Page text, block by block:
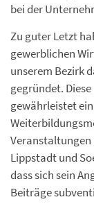
bei der
Zu guter Letzt
gewerblichen
unserem Bezirk
gegründet.
gewährleistet
Veranstaltungen
Lippstadt und
dass sich sein
Beiträge